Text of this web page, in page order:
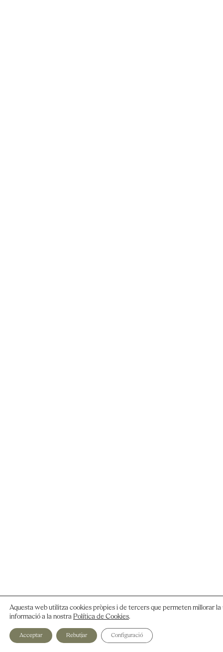
Aquesta web utilitza cookies pròpies i de tercers que permeten millorar
informació a la nostra Política de Cookies.
Acceptar Rebutjar Configuració